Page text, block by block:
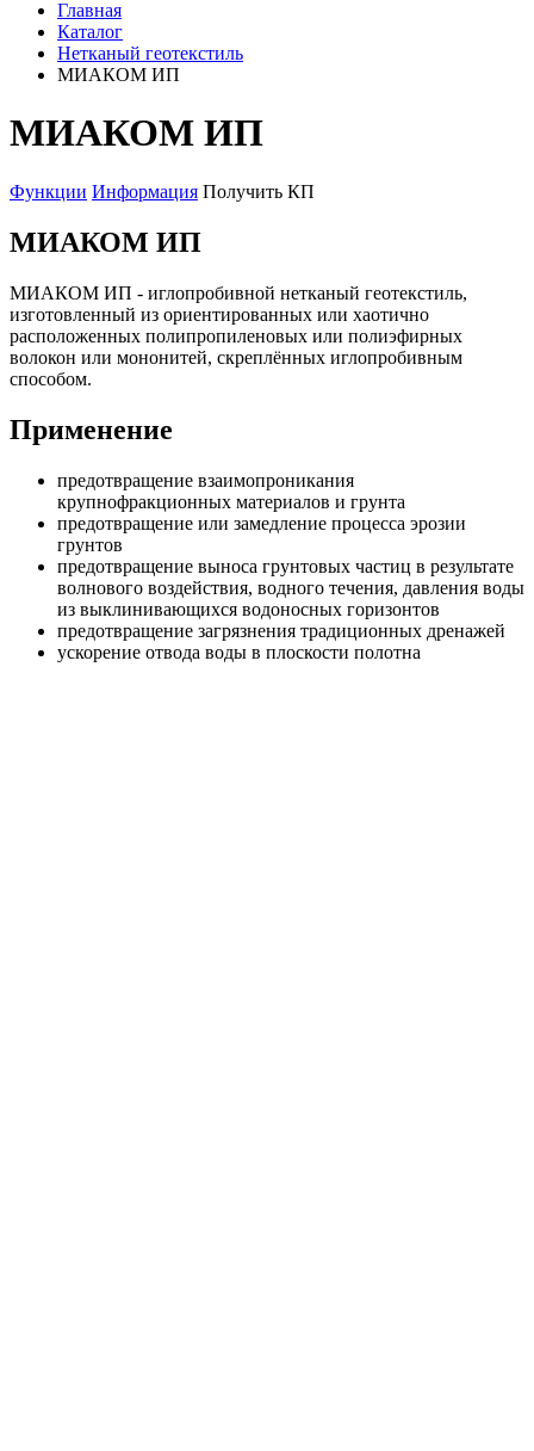
Главная
Каталог
Нетканый геотекстиль
МИАКОМ ИП
МИАКОМ ИП
Функции Информация Получить КП
МИАКОМ ИП
МИАКОМ ИП - иглопробивной нетканый геотекстиль,
изготовленный из ориентированных или хаотично
расположенных полипропиленовых или полиэфирных
волокон или мононитей, скреплённых иглопробивным
способом.
Применение
предотвращение взаимопроникания
крупнофракционных материалов и грунта
предотвращение или замедление процесса эрозии
грунтов
предотвращение выноса грунтовых частиц в результате
волнового воздействия, водного течения, давления воды
из выклинивающихся водоносных горизонтов
предотвращение загрязнения традиционных дренажей
ускорение отвода воды в плоскости полотна